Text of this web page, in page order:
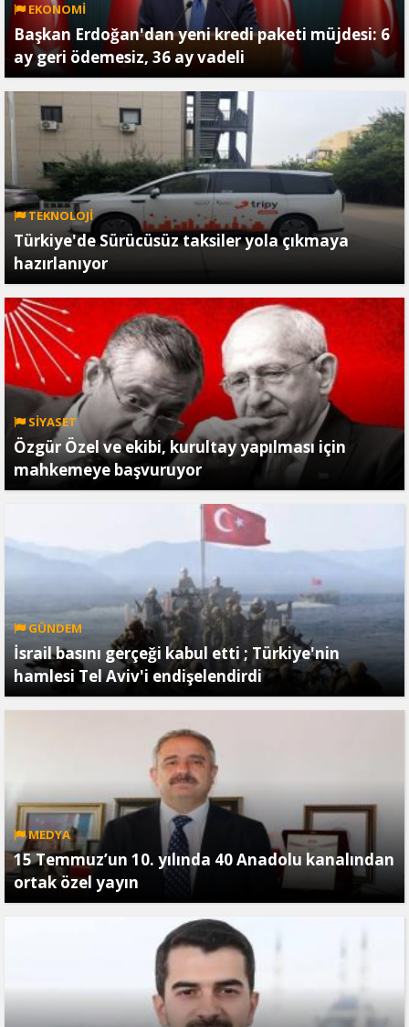
EKONOMİ
Başkan Erdoğan'dan yeni kredi paketi müjdesi: 6
ay geri ödemesiz, 36 ay vadeli
TEKNOLOJİ
Türkiye'de Sürücüsüz taksiler yola çıkmaya
hazırlanıyor
SİYASET
Özgür Özel ve ekibi, kurultay yapılması için
mahkemeye başvuruyor
GÜNDEM
İsrail basını gerçeği kabul etti ; Türkiye'nin
hamlesi Tel Aviv'i endişelendirdi
MEDYA
15 Temmuz’un 10. yılında 40 Anadolu kanalından
ortak özel yayın